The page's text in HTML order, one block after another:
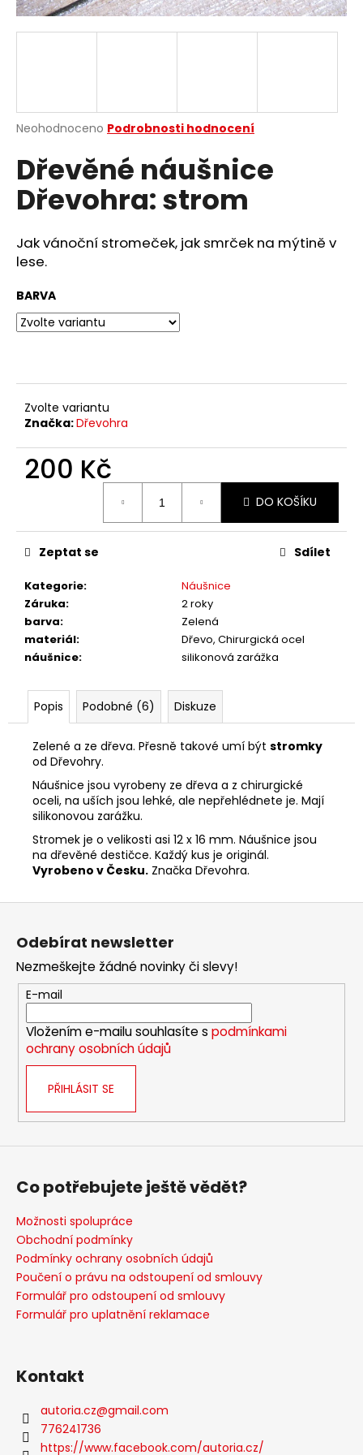
Průměrné
produktu
je
0,0
hvězdiček.
Neohodnoceno Podrobnosti hodnocení
Dřevěné náušnice
Dřevohra: strom
Jak vánoční stromeček, jak smrček na mýtině v
lese.
BARVA
Zvolte variantu
Značka:Dřevohra
200 Kč
DO KOŠÍKU
Kategorie:
Náušnice
Záruka:
2 roky
barva:
Zelená
materiál:
Dřevo, Chirurgická ocel
náušnice: silikonová zarážka
Zeptat se Sdílet
Popis Podobné (6) Diskuze
Zelené a ze dřeva. Přesně takové umí být stromky
od Dřevohry.
Náušnice jsou vyrobeny ze dřeva a z chirurgické
oceli, na uších jsou lehké, ale nepřehlédnete je. Mají
silikonovou zarážku.
Stromek je o velikosti asi 12 x 16 mm. Náušnice jsou
na dřevěné destičce. Každý kus je originál.
Vyrobeno v Česku. Značka Dřevohra.
a
j
?
HLEDAT
D
p
o
r
u
e
e
Z
Odebírat newsletter
Nezmeškejte žádné novinky či slevy!
E-mail
Vložením e-mailu souhlasíte s podmínkami
ochrany osobních údajů
PŘIHLÁSIT SE
Co potřebujete ještě vědět?
Možnosti spolupráce
Obchodní podmínky
Podmínky ochrany osobních údajů
Poučení o právu na odstoupení od smlouvy
Formulář pro odstoupení od smlouvy
Formulář pro uplatnění reklamace
Kontakt
autoria.cz@gmail.com
776241736
https://www.facebook.com/autoria.cz/